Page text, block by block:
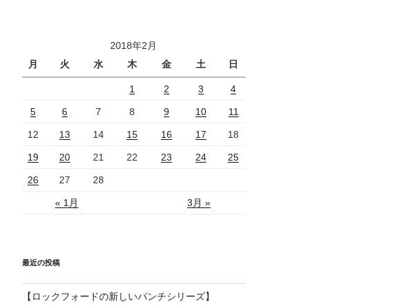
2018年2月
月
火 水 木 金 土 日
« 1月 3月 »
1 2 3 4
5 6 7 8 9 10 11
12 13 14 15 16 17 18
19 20 21 22 23 24 25
26 27 28
最近の投稿
【ロックフォードの新しいパンチシリーズ】